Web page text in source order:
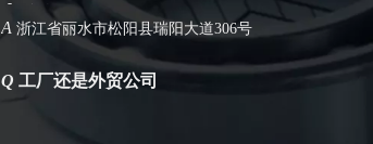
A 浙江省丽水市松阳县瑞阳大道306号
Q 工厂还是外贸公司